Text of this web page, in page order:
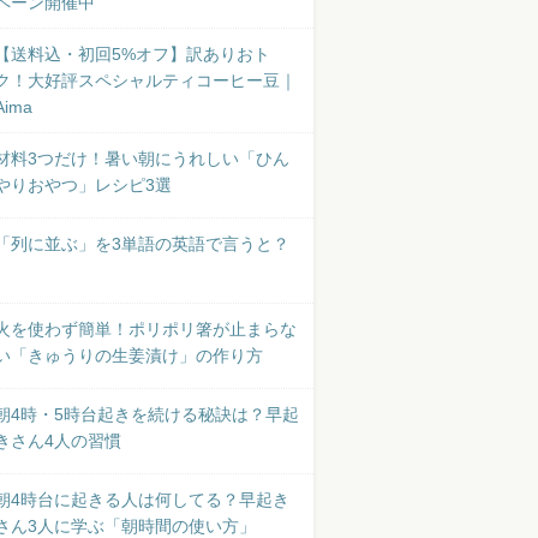
送料込・初回5%オフ】訳ありおト
！大好評スペシャルティコーヒー豆｜
料3つだけ！暑い朝にうれしい「ひん
りおやつ」レシピ3選
列に並ぶ」を3単語の英語で言うと？
を使わず簡単！ポリポリ箸が止まらな
「きゅうりの生姜漬け」の作り方
4時・5時台起きを続ける秘訣は？早起
さん4人の習慣
4時台に起きる人は何してる？早起き
ん3人に学ぶ「朝時間の使い方」